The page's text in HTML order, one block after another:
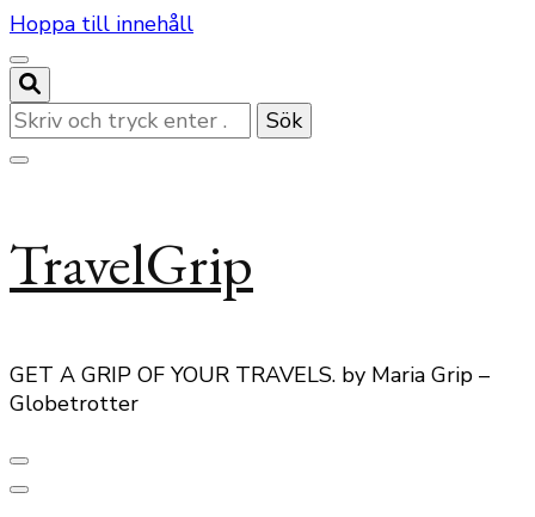
Hoppa till innehåll
Letar
du
efter
TravelGrip
GET A GRIP OF YOUR TRAVELS. by Maria Grip –
Globetrotter